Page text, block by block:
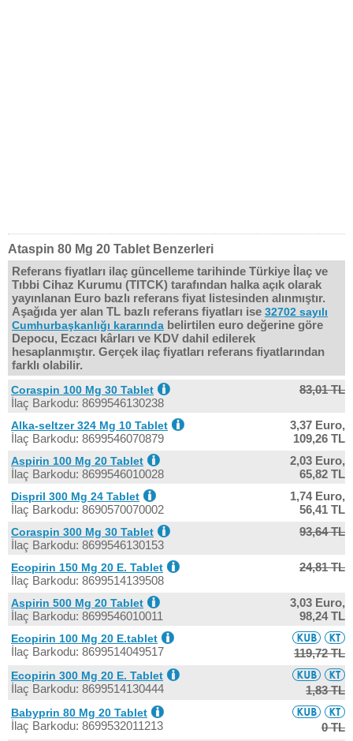
Ataspin 80 Mg 20 Tablet Benzerleri
Referans fiyatları ilaç güncelleme tarihinde Türkiye İlaç ve
Tıbbi Cihaz Kurumu (TITCK) tarafından halka açık olarak
yayınlanan Euro bazlı referans fiyat listesinden alınmıştır.
Aşağıda yer alan TL bazlı referans fiyatları ise 32702 sayılı
Cumhurbaşkanlığı kararında belirtilen euro değerine göre
Depocu, Eczacı kârları ve KDV dahil edilerek
hesaplanmıştır. Gerçek ilaç fiyatları referans fiyatlarından
farklı olabilir.
Coraspin 100 Mg 30 Tablet
İlaç Barkodu: 8699546130238
83,01 TL
Alka-seltzer 324 Mg 10 Tablet
İlaç Barkodu: 8699546070879
3,37 Euro,
109,26 TL
Aspirin 100 Mg 20 Tablet
İlaç Barkodu: 8699546010028
2,03 Euro,
65,82 TL
Dispril 300 Mg 24 Tablet
İlaç Barkodu: 8690570070002
1,74 Euro,
56,41 TL
Coraspin 300 Mg 30 Tablet
İlaç Barkodu: 8699546130153
93,64 TL
Ecopirin 150 Mg 20 E. Tablet
İlaç Barkodu: 8699514139508
24,81 TL
Aspirin 500 Mg 20 Tablet
İlaç Barkodu: 8699546010011
3,03 Euro,
98,24 TL
Ecopirin 100 Mg 20 E.tablet
İlaç Barkodu: 8699514049517 119,72 TL
Ecopirin 300 Mg 20 E. Tablet
İlaç Barkodu: 8699514130444 1,83 TL
Babyprin 80 Mg 20 Tablet
İlaç Barkodu: 8699532011213 0 TL